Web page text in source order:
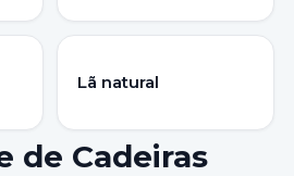
Lã natural
de Cadeiras